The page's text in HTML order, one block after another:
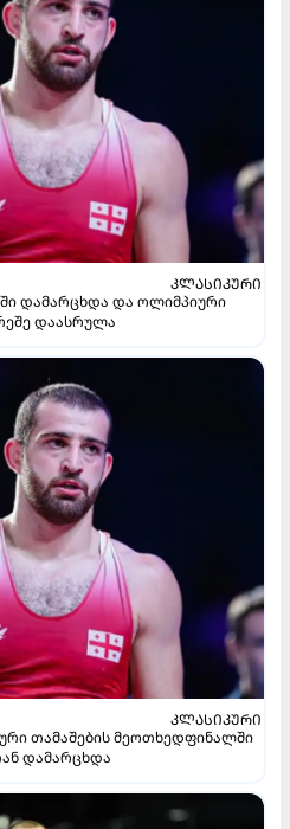
ᲙᲚᲐᲡᲘᲙᲣᲠᲘ
დამარცხდა და ოლიმპიური
დაასრულა
ᲙᲚᲐᲡᲘᲙᲣᲠᲘ
თამაშების მეოთხედფინალში
დამარცხდა